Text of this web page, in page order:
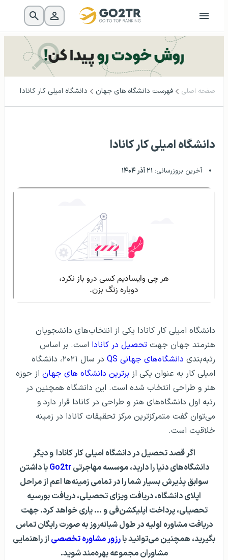
صفحه اصلی فهرست دانشگاه‌ های جهان دانشگاه امیلی کار کانادا
دانشگاه امیلی کار کانادا
آخرین بروزرسانی: ۲۱ آذر ۱۴۰۴
دانشگاه امیلی کار کانادا یکی از انتخاب‌های دانشجویان
هنرمند جهان جهت تحصیل در کانادا است. بر اساس
رتبه‌بندی دانشگاه‌های جهانی QS
در سال ۲۰۲۱، دانشگاه
امیلی کار به عنوان یکی از برترین دانشگاه های جهان از حوزه
هنر و طراحی انتخاب شده است. این دانشگاه همچنین در
رتبه اول دانشگاه‌های هنر و طراحی در کانادا قرار دارد و
می‌توان گفت متمرکزترین مرکز تحقیقات کانادا در زمینه
خلاقیت است.
اگر قصد تحصیل در دانشگاه امیلی کار کانادا و دیگر
دانشگاه‌های دنیا را دارید، موسسه مهاجرتیGo2trبا داشتن
سوابق پذیرش بسیار شما را در تمامی زمینه‌ها اعم از مراحل
اپلای دانشگاه، دریافت ویزای تحصیلی، دریافت بورسیه
تحصیلی، پرداخت اپلیکشن‌فی و … یاری خواهد کرد.جهت
دریافت مشاوره اولیه در طول شبانه‌روز به صورت رایگان تماس
بگیرید، همچنین می‌توانید بارزور مشاوره تخصصی از راهنمایی
مشاوران مجموعه بهره‌مند شوید.